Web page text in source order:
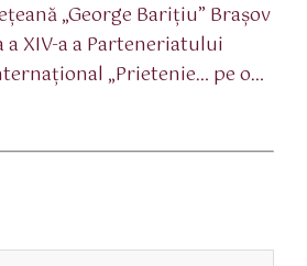
„George Bariţiu” Braşov
a XIV-a a Parteneriatului
„Prietenie… pe o…